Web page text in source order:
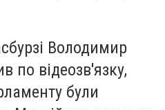
Володимир
по відеозв'язку,
були